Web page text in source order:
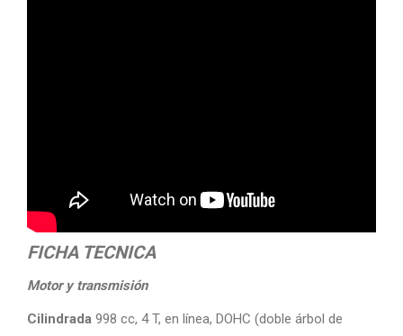
FICHA TECNICA
Motor y transmisión
Cilindrada 998 cc, 4 T, en línea, DOHC (doble árbol de